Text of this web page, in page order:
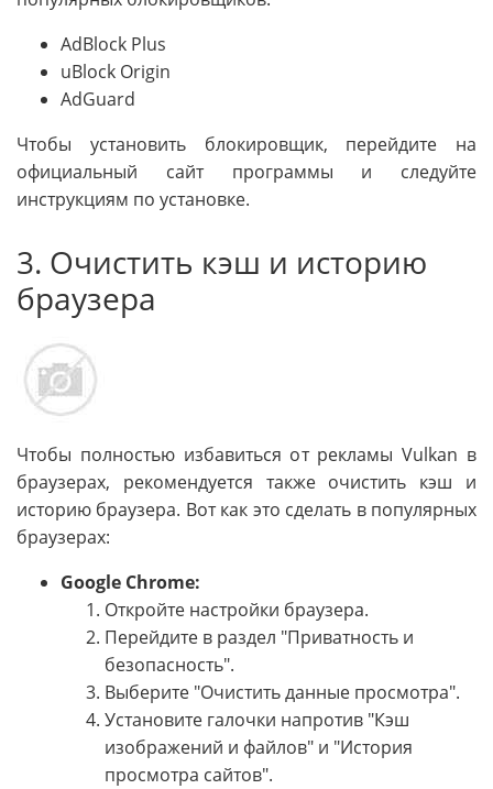
AdBlock Plus
uBlock Origin
AdGuard
Чтобы установить блокировщик, перейдите на
официальный сайт программы и следуйте
инструкциям по установке.
3. Очистить кэш и историю
браузера
Чтобы полностью избавиться от рекламы Vulkan в
браузерах, рекомендуется также очистить кэш и
историю браузера. Вот как это сделать в популярных
браузерах:
Google Chrome:
Откройте настройки браузера.
Перейдите в раздел "Приватность и
безопасность".
Выберите "Очистить данные просмотра".
Установите галочки напротив "Кэш
изображений и файлов" и "История
просмотра сайтов".